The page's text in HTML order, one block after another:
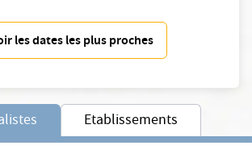
les dates les plus proches
Etablissements